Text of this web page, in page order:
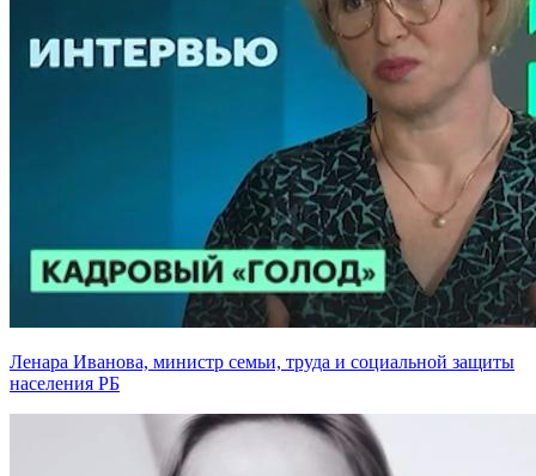
Ленара Иванова, министр семьи, труда и социальной защиты
населения РБ